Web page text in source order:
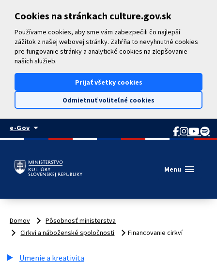
Cookies na stránkach culture.gov.sk
Používame cookies, aby sme vám zabezpečili čo najlepší
zážitok z našej webovej stránky. Zahŕňa to nevyhnutné cookies
pre fungovanie stránky a analytické cookies na zlepšovanie
našich služieb.
Prijať všetky cookies
Odmietnuť voliteľné cookies
e-Govarrow_drop_down
Menu menu
Domov
Pôsobnosť ministerstva
Cirkvi a náboženské spoločnosti
Financovanie cirkví
Umenie a kreativita